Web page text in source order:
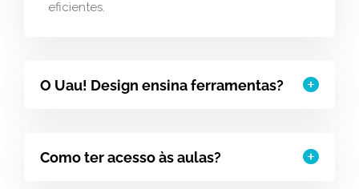
eficientes.
O Uau! Design ensina ferramentas?
Como ter acesso às aulas?